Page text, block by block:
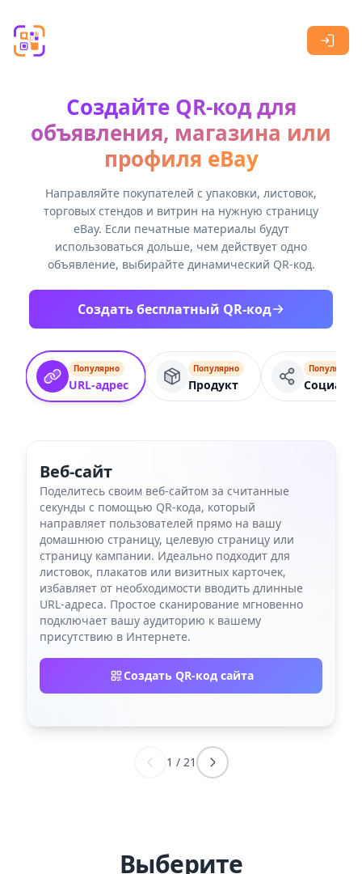
Создайте QR-код для
объявления, магазина или
профиля eBay
Направляйте покупателей с упаковки, листовок,
торговых стендов и витрин на нужную страницу
eBay. Если печатные материалы будут
использоваться дольше, чем действует одно
объявление, выбирайте динамический QR-код.
Создать бесплатный QR-код
Популярно
URL-адрес
Популярно
Продукт
Популярно
Веб-сайт
Поделитесь своим веб-сайтом за считанные
секунды с помощью QR-кода, который
направляет пользователей прямо на вашу
домашнюю страницу, целевую страницу или
страницу кампании. Идеально подходит для
листовок, плакатов или визитных карточек,
избавляет от необходимости вводить длинные
URL-адреса. Простое сканирование мгновенно
подключает вашу аудиторию к вашему
присутствию в Интернете.
Создать QR-код сайта
1 / 21
Выберите